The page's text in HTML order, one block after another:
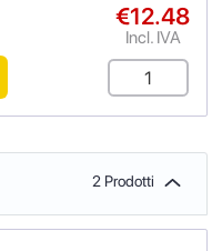
€12.48
Incl. IVA
2 Prodotti